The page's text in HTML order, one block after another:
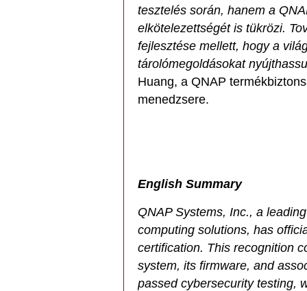
tesztelés során, hanem a
elkötelezettségét is tükrözi.
fejlesztése mellett, hogy a
tárolómegoldásokat
Huang, a QNAP
menedzsere.
English Summary
QNAP Systems, Inc., a
computing solutions, has
certification. This recognition
system, its firmware, and
passed cybersecurity testing,